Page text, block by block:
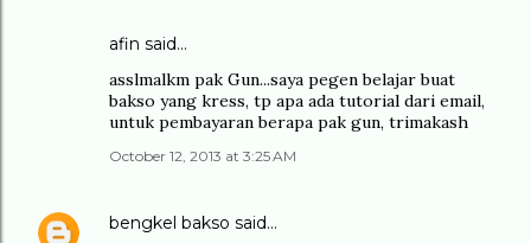
afin said…
asslmalkm pak Gun...saya pegen belajar buat
bakso yang kress, tp apa ada tutorial dari email,
untuk pembayaran berapa pak gun, trimakash
October 12, 2013 at 3:25 AM
bengkel bakso said…